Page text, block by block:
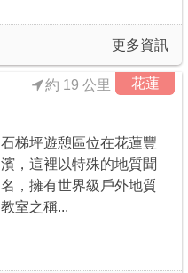
更多資訊
花蓮
約 19 公里
石梯坪遊憩區位在花蓮豐
濱，這裡以特殊的地質聞
名，擁有世界級戶外地質
教室之稱...